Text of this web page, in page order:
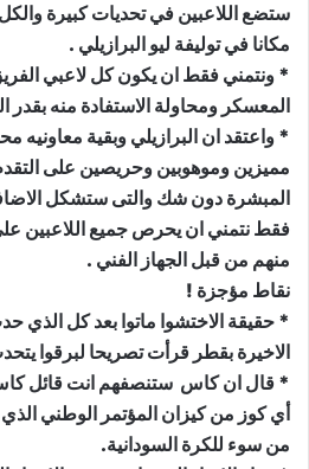
ستضع اللاعبين في تحديات كبيرة
مكانا في توليفة ليو البرازيلي .
* ونتمني فقط ان يكون كل لاعبي الفريق
المعسكر ومحاولة الاستفادة منه بقدر
* واعتقد ان البرازيلي وبقية
مميزين وموهوبين وحريصين على
المبشرة دون شك والتى ستشكل
فقط نتمني ان يحرص جميع اللاعبين
منهم من قبل الجهاز الفني .
نقاط مؤجزة !
* حقيقة الاختشوا ماتوا بعد كل الذي
الاخيرة بقطر قرأت تصريحا لبرقوا
* قال ان كاس ستنصفهم انت قائل
أي كوز من كيزان المؤتمر الوطني
من سوء للكرة السودانية.